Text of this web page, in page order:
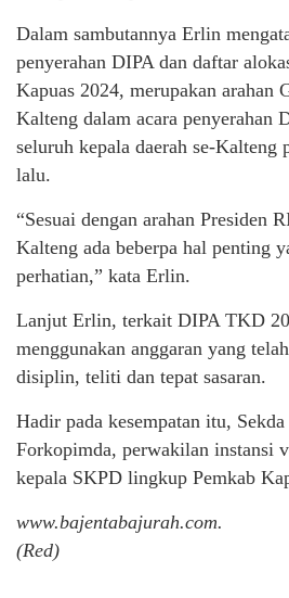
Dalam sambutannya Erlin
penyerahan DIPA dan daftar
Kapuas 2024, merupakan arahan
Kalteng dalam acara penyerahan
seluruh kepala daerah se-Kalteng
lalu.
“Sesuai dengan arahan Presiden
Kalteng ada beberpa hal penting
perhatian,” kata Erlin.
Lanjut Erlin, terkait DIPA TKD
menggunakan anggaran yang
disiplin, teliti dan tepat sasaran.
Hadir pada kesempatan itu, Sekda
Forkopimda, perwakilan instansi
kepala SKPD lingkup Pemkab
www.bajentabajurah.com.
(Red)